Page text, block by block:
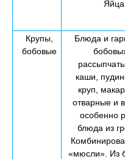
Яйца
Крупы,
бобовые
Блюда и
каши,
круп,
отварные и
особенно
блюда из
«мюсли». Из